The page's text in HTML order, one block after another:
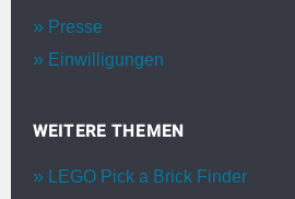
Presse
Einwilligungen
WEITERE THEMEN
LEGO Pick a Brick Finder